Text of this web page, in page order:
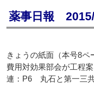
薬事日報
きょうの紙面（本号8ペ
費用対効果部会が工程
連：P6 丸石と第一三